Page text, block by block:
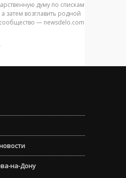
думу по спискам
затем возглавить родной
— newsdelo.com
на-Дону